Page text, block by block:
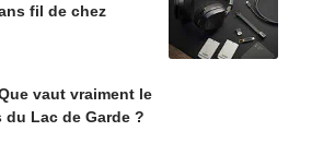
fil de chez
vaut vraiment le
du Lac de Garde ?